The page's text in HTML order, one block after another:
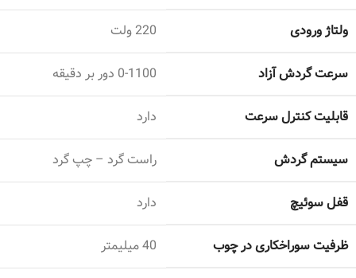
ولتاژ ورودی 220 ولت
سرعت گردش آزاد 0-1100 دور بر دقیقه
قابلیت کنترل سرعت دارد
سیستم گردش راست گرد – چپ گرد
قفل سوئیچ دارد
ظرفیت سوراخکاری در چوب 40 میلیمتر